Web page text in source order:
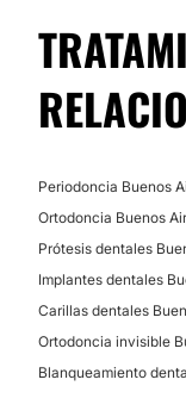
No
Periodoncia Buenos
Ortodoncia Buenos
Prótesis dentales
Implantes dentales
Carillas dentales
Ortodoncia invisible
Blanqueamiento